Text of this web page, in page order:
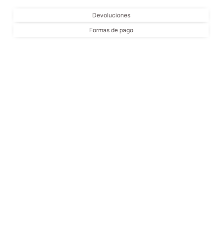
Devoluciones
Formas de pago